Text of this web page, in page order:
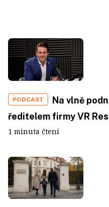
PODCAST
Na vlně
ředitelem firmy VR
1 minuta čtení